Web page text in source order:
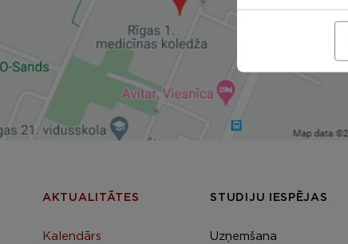
AKTUALITĀTES
Kalendārs
STUDIJU IESPĒJAS
Uzņemšana